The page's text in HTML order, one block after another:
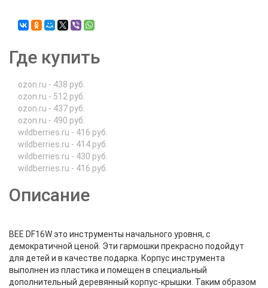
Где купить
ozon.ru - 438 руб.
ozon.ru - 512 руб.
ozon.ru - 437 руб.
ozon.ru - 490 руб.
wildberries.ru - 416 руб.
wildberries.ru - 414 руб.
wildberries.ru - 430 руб.
wildberries.ru - 416 руб.
Описание
BEE DF16W это инструменты начального уровня, с
демократичной ценой. Эти гармошки прекрасно подойдут
для детей и в качестве подарка. Корпус инструмента
выполнен из пластика и помещен в специальный
дополнительный деревянный корпус-крышки. Таким образом